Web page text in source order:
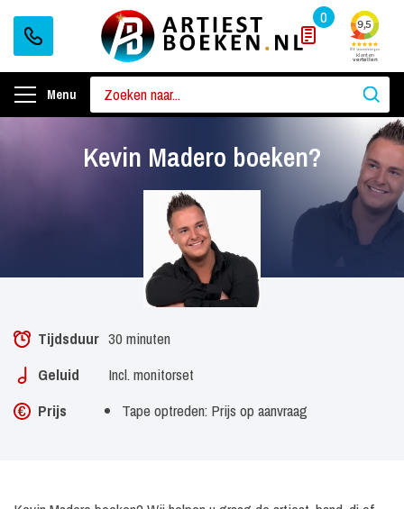
0
Menu
Kevin Madero boeken?
Tijdsduur 30 minuten
Geluid
Incl. monitorset
Prijs
Tape optreden: Prijs op aanvraag